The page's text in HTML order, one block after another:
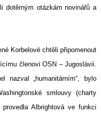
dotěrným otázkám novinářů a
Korbelové chtěli připomenout
členovi OSN – Jugoslávii.
nazval „humanitárním“, bylo
smlouvy (charty
Albrightová ve funkci